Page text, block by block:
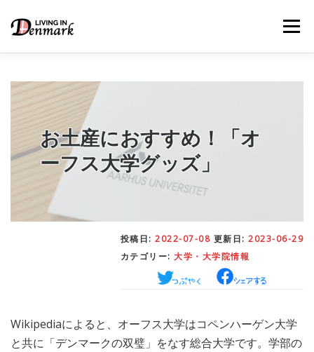
メニュー
– 生活便利帳
STUDY– 留学関連情報
WORK– デンマークの働き方
– 日本人の考察
MEDIA– メディア掲載 TRAVEL– 旅行
お土産におすすめ！「オ
ーフス大学グッズ」
投稿日: 2022-07-08 更新日: 2023-06-29
カテゴリー: 大学・大学院情報
Wikipediaによると、オーフス大学はコペンハーゲン大学
と共に「デンマークの双璧」をなす総合大学です。学部の